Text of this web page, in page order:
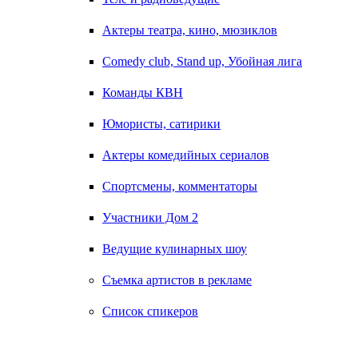
Актеры театра, кино, мюзиклов
Comedy club, Stand up, Убойная лига
Команды КВН
Юмористы, сатирики
Актеры комедийных сериалов
Спортсмены, комментаторы
Участники Дом 2
Ведущие кулинарных шоу
Съемка артистов в рекламе
Список спикеров